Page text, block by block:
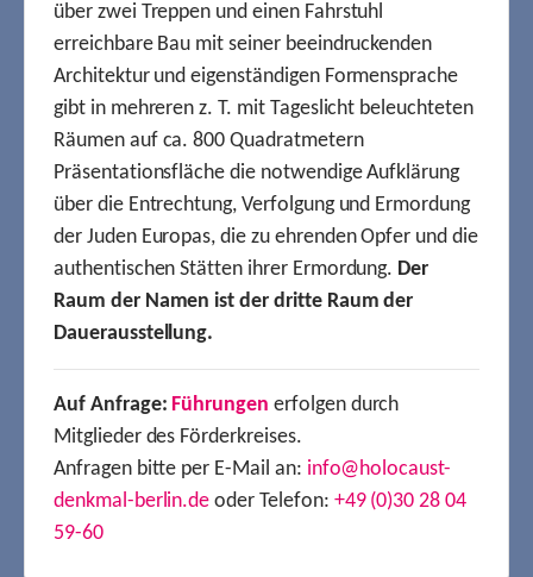
über zwei Treppen und einen Fahrstuhl
erreichbare Bau mit seiner beeindruckenden
Architektur und eigenständigen Formensprache
gibt in mehreren z. T. mit Tageslicht beleuchteten
Räumen auf ca. 800 Quadratmetern
Präsentationsfläche die notwendige Aufklärung
über die Entrechtung, Verfolgung und Ermordung
der Juden Europas, die zu ehrenden Opfer und die
authentischen Stätten ihrer Ermordung. Der
Raum der Namen ist der dritte Raum der
Dauerausstellung.
Auf Anfrage: Führungen erfolgen durch
Mitglieder des Förderkreises.
Anfragen bitte per E-Mail an: info@holocaust-
denkmal-berlin.de oder Telefon: +49 (0)30 28 04
59-60